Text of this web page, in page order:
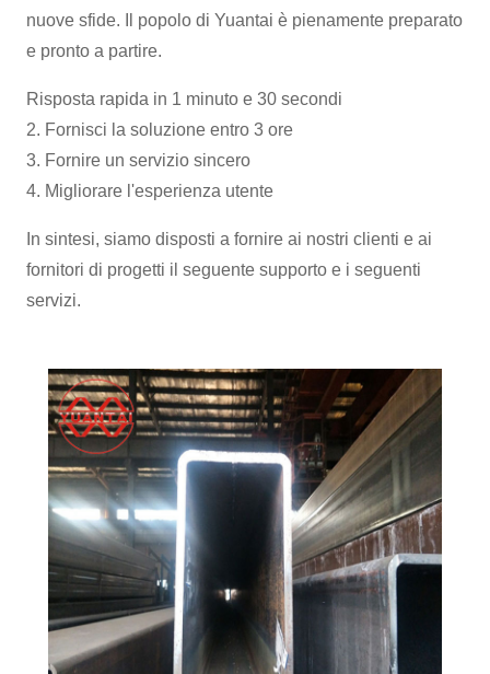
nuove sfide. Il popolo di Yuantai è pienamente preparato
e pronto a partire.
Risposta rapida in 1 minuto e 30 secondi
2. Fornisci la soluzione entro 3 ore
3. Fornire un servizio sincero
4. Migliorare l'esperienza utente
In sintesi, siamo disposti a fornire ai nostri clienti e ai
fornitori di progetti il ​​seguente supporto e i seguenti
servizi.